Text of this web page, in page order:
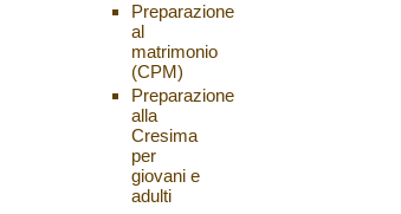
Preparazione
al
matrimonio
(CPM)
Preparazione
alla
Cresima
per
giovani e
adulti